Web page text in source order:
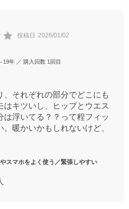
投稿日 2026/01/02
19年 ／ 購入回数 1回目
それぞれの部分でどこにも
はキツいし、ヒップとウエス
は浮いてる？？って程フィッ
。暖かいかもしれないけど、
スマホをよく使う／緊張しやすい